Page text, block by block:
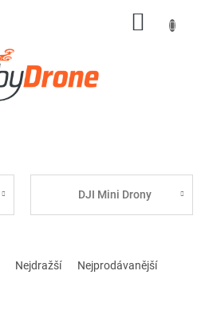
DJI Mini Drony
Nejdražší Nejprodávanější